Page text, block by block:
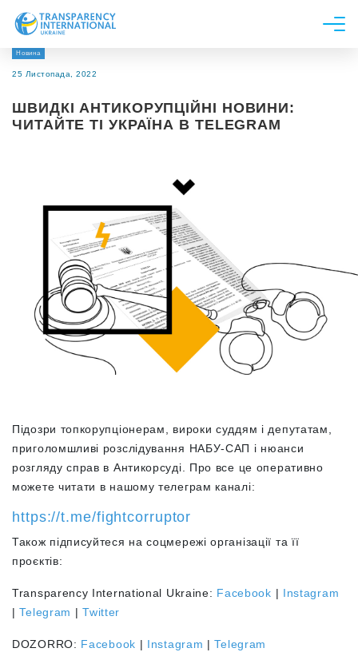
Про нас
Дослідження
Новина
25 Листопада, 2022
ШВИДКІ АНТИКОРУПЦІЙНІ НОВИНИ:
ЧИТАЙТЕ ТІ УКРАЇНА В TELEGRAM
Підозри топкорупціонерам, вироки суддям і депутатам,
приголомшливі розслідування НАБУ-САП і нюанси
розгляду справ в Антикорсуді. Про все це оперативно
можете читати в нашому телеграм каналі:
https://t.me/fightcorruptor
Також підписуйтеся на соцмережі організації та її
проєктів:
Transparency International Ukraine: Facebook | Instagram
|Telegram |Twitter
DOZORRO: Facebook | Instagram |Telegram